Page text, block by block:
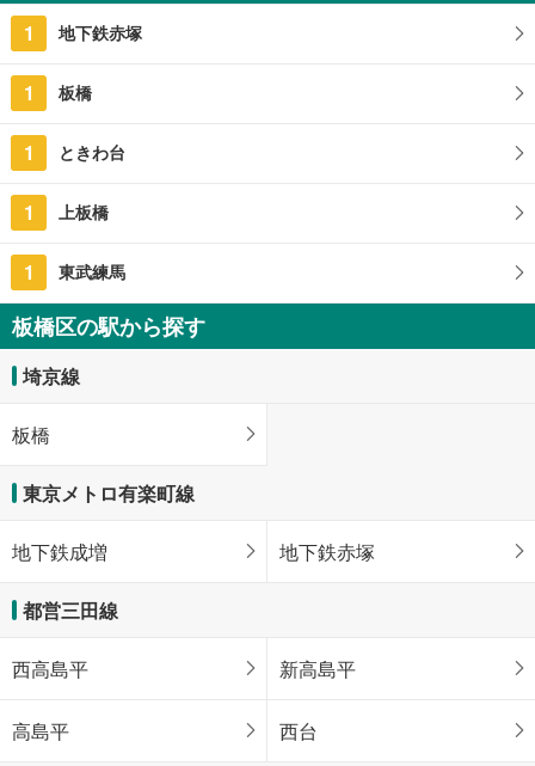
1 地下鉄赤塚
1 板橋
1 ときわ台
1 上板橋
1 東武練馬
板橋区の駅から探す
埼京線
板橋
東京メトロ有楽町線
地下鉄成増 地下鉄赤塚
都営三田線
西高島平 新高島平
高島平 西台